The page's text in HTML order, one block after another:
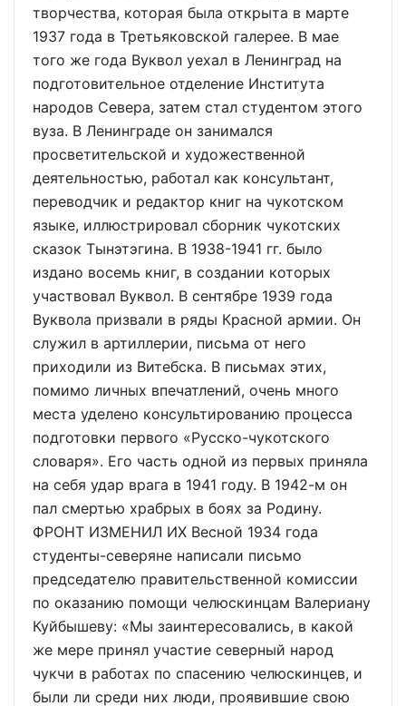
творчества, которая была открыта в марте
1937 года в Третьяковской галерее. В мае
того же года Вуквол уехал в Ленинград на
подготовительное отделение Института
народов Севера, затем стал студентом этого
вуза. В Ленинграде он занимался
просветительской и художественной
деятельностью, работал как консультант,
переводчик и редактор книг на чукотском
языке, иллюстрировал сборник чукотских
сказок Тынэтэгина. В 1938-1941 гг. было
издано восемь книг, в создании которых
участвовал Вуквол. В сентябре 1939 года
Вуквола призвали в ряды Красной армии. Он
служил в артиллерии, письма от него
приходили из Витебска. В письмах этих,
помимо личных впечатлений, очень много
места уделено консультированию процесса
подготовки первого «Русско-чукотского
словаря». Его часть одной из первых приняла
на себя удар врага в 1941 году. В 1942-м он
пал смертью храбрых в боях за Родину.
ФРОНТ ИЗМЕНИЛ ИХ Весной 1934 года
студенты-северяне написали письмо
председателю правительственной комиссии
по оказанию помощи челюскинцам Валериану
Куйбышеву: «Мы заинтересовались, в какой
же мере принял участие северный народ
чукчи в работах по спасению челюскинцев, и
были ли среди них люди, проявившие свою